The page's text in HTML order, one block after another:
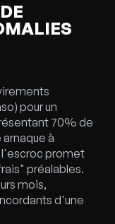
pour un
70% de
à
l'escroc promet
préalables.
mois,
d'une